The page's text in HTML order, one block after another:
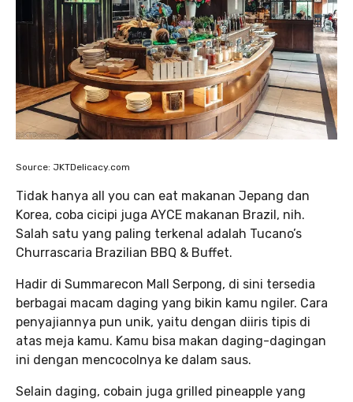
Source: JKTDelicacy.com
Tidak hanya all you can eat makanan Jepang dan
Korea, coba cicipi juga AYCE makanan Brazil, nih.
Salah satu yang paling terkenal adalah Tucano’s
Churrascaria Brazilian BBQ & Buffet.
Hadir di Summarecon Mall Serpong, di sini tersedia
berbagai macam daging yang bikin kamu ngiler. Cara
penyajiannya pun unik, yaitu dengan diiris tipis di
atas meja kamu. Kamu bisa makan daging-dagingan
ini dengan mencocolnya ke dalam saus.
Selain daging, cobain juga grilled pineapple yang